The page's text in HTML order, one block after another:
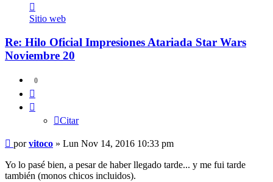
vitoco
Sitio web
Re: Hilo Oficial Impresiones Atariada Star Wars
Noviembre 20
0
Citar
Mensaje
porvitoco » Lun Nov 14, 2016 10:33 pm
Yo lo pasé bien, a pesar de haber llegado tarde... y me fui tarde
también (monos chicos incluidos).